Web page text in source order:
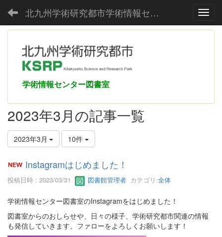
北九州学術研究都市学術情報センター
学術情報センター図書室
2023年3月の記事一覧
2023年3月 10件
Instagramはじめました！
投稿日時 : 2023/03/31 図書館管理者 カテゴリ:全体
学術情報センター図書室のInstagramをはじめました！
図書室からのおしらせや、日々の様子、学術研究都市関連の情報
も発信していきます。ファローをよろしくお願いします！